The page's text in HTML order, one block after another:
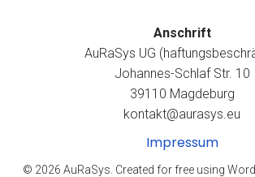
Anschrift
AuRaSys UG
Johannes-Schlaf Str. 10
39110 Magdeburg
kontakt@aurasys.eu
Impressum
© 2026 AuRaSys. Created for free using